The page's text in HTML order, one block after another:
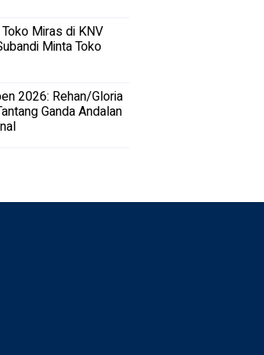
Miras di KNV
Minta Toko
2026: Rehan/Gloria
Ganda Andalan